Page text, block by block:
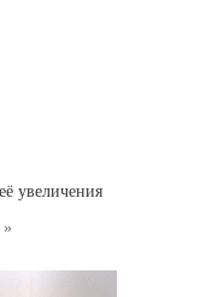
»
увеличения